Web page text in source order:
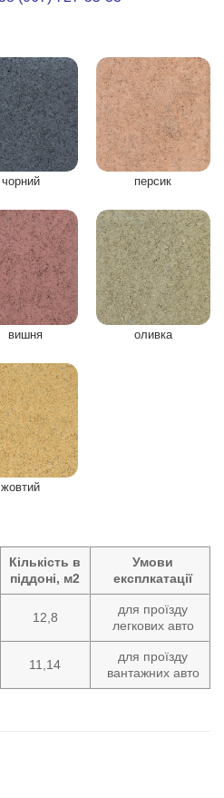
чорний персик
вишня оливка
жовтий
Кількість в
піддоні, м2
Умови
експлкатації
12,8
для проїзду
легкових авто
11,14
для проїзду
вантажних авто